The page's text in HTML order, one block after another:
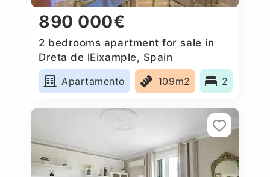
890 000€
2 bedrooms apartment for sale in
Dreta de lEixample, Spain
Apartamento
109m2 2